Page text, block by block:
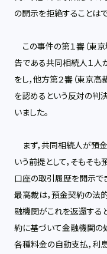
の開示を拒絶することは
この事件の第１審（東京
告である共同相続人１
をし，他方第２審（東京高
を認めるという反対の判
いました。
まず，共同相続人が預
いう前提として，そもそ
口座の取引履歴を開示で
最高裁は，預金契約の法
融機関がこれを返還する
約に基づいて金融機関の
各種料金の自動支払，利